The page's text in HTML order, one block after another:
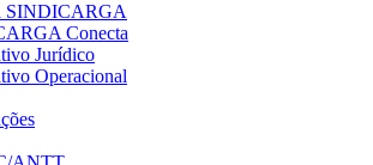
SINDICARGA
Conecta
Jurídico
Operacional